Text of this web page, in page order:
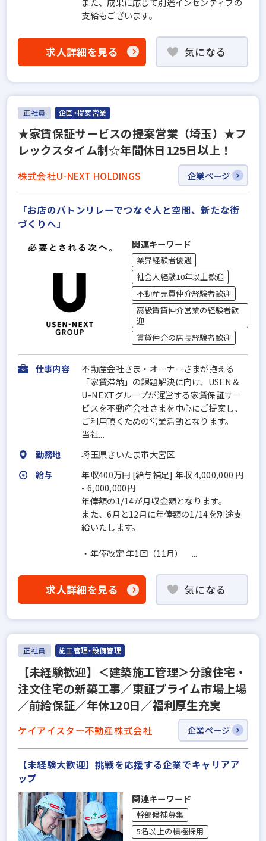
支給もございます。
求人詳細を見る 気になる
正社員 企画・提案営業
★家賃保証サービスの提案営業（埼玉）★フ
レックスタイム制☆年間休日125日以上！
株式会社U-NEXT HOLDINGS 企業ページ
「お店のバトンリレーでつなぐ人と空間、新たな街
づくりへ」
関連キーワード
業界経験者優遇
社会人経験10年以上歓迎
不動産売買仲介経験者歓迎
高級賃貸仲介営業の経験者歓
迎
賃貸仲介の店長経験者歓迎
仕事内容
不動産会社さま・オーナーさまが抱える
「家賃滞納」の課題解決に向け、USEN＆
U-NEXTグループが運営する家賃保証サー
ビスを不動産会社さまを中心にご提案し、
ご利用頂くための営業活動となります。
当社...
勤務地
埼玉県さいたま市大宮区
給与
年収400万円 [給与補足] 年収 4,000,000 円
- 6,000,000円
年俸額の1/14が月収金額となります。
また、6月と12月に年俸額の1/14を別途支
給いたします。
・年俸改定 年1回（11月） ...
求人詳細を見る 気になる
正社員 施工管理・設備管理
【未経験歓迎】＜建築施工管理＞分譲住宅・
注文住宅の新築工事／東証プライム市場上場
／前給保証／年休120日／福利厚生充実
ケイアイスター不動産株式会社 企業ページ
【未経験大歓迎】挑戦を応援する企業でキャリアア
ップ
関連キーワード
幹部候補募集
5名以上の積極採用